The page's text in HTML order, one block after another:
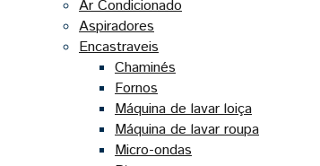
Ar Condicionado
Aspiradores
Encastraveis
Chaminés
Fornos
Máquina de lavar loiça
Máquina de lavar roupa
Micro-ondas